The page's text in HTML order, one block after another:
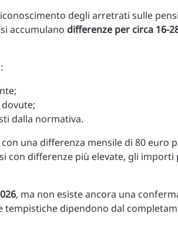
degli arretrati sulle
accumulano differenze per circa 16-
dalla normativa.
una differenza mensile di 80 euro
con differenze più elevate, gli
, ma non esiste ancora una
tempistiche dipendono dal